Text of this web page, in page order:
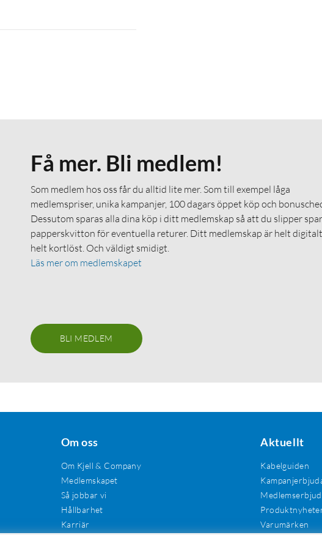
Få mer. Bli medlem!
Som medlem hos oss får du alltid lite mer. Som till exempel låga
medlemspriser, unika kampanjer, 100 dagars öppet köp och
Dessutom sparas alla dina köp i ditt medlemskap så att du slipper
papperskvitton för eventuella returer. Ditt medlemskap är helt
helt kortlöst. Och väldigt smidigt.
Läs mer om medlemskapet
BLI MEDLEM
Om oss
Om Kjell & Company
Medlemskapet
Så jobbar vi
Hållbarhet
Karriär
Aktuellt
Kabelguiden
Varumärken